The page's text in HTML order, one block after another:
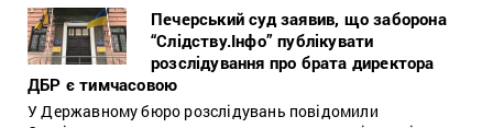
Печерський суд заявив, що заборона
“Слідству.Інфо” публікувати
розслідування про брата директора
ДБР є тимчасовою
У Державному бюро розслідувань повідомили